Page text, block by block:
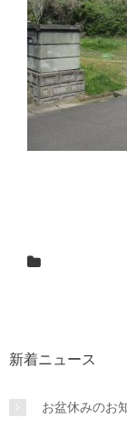
新着ニュース
お盆休みのお